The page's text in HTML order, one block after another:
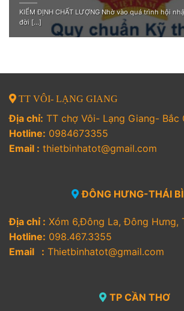
KIỂM ĐỊNH CHẤT LƯỢNG Nhờ vào quá trình hội
đời [...]
TT VÔI- LẠNG GIANG
Địa chỉ: TT chợ Vôi- Lạng Giang- Bắc
Hotline: 0984673355
Email : thietbinhatot@gmail.com
ĐÔNG HƯNG-THÁI
Địa chỉ : Xóm 6,Đông La, Đông Hưng,
Hotline: 098.467.3355
Email : Thietbinhatot@gmail.com
TP CẦN THƠ